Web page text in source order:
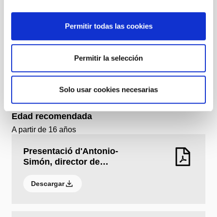
Permitir todas las cookies
Permitir la selección
Solo usar cookies necesarias
Información general
1 h 30 min (espectáculo sin entreacto)
Horarios
1 h 30 min (espectáculo sin entreacto)
A partir de 16 años
Edad recomendada
A partir de 16 años
Presentació d'Antonio-
Simón, director de…
Descargar